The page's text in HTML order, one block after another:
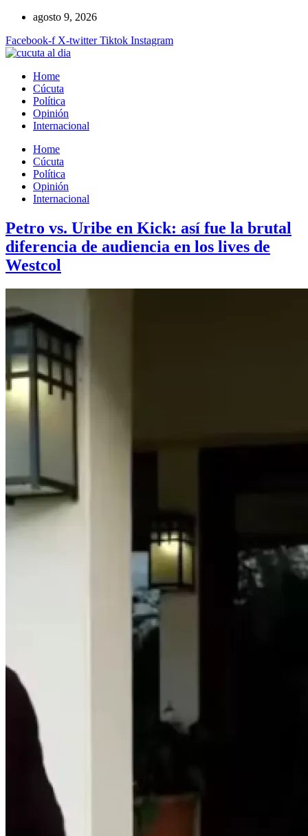
contenido
agosto 9, 2026
Facebook-f X-twitter Tiktok Instagram
Home
Cúcuta
Política
Opinión
Internacional
Home
Cúcuta
Política
Opinión
Internacional
Petro vs. Uribe en Kick: así fue la brutal
diferencia de audiencia en los lives de
Westcol